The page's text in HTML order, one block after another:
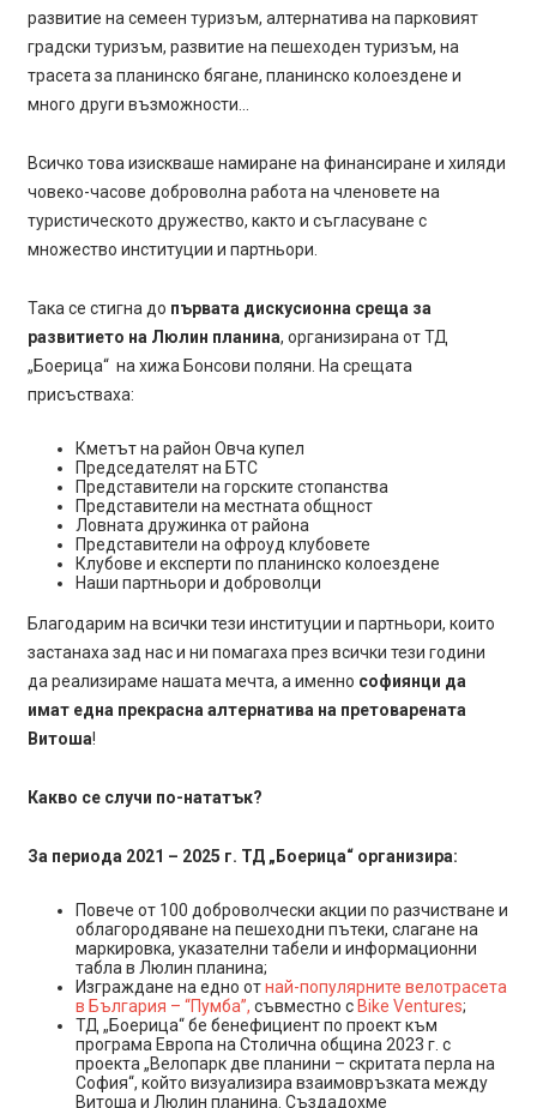
развитие на семеен туризъм, алтернатива на парковият
градски туризъм, развитие на пешеходен туризъм, на
трасета за планинско бягане, планинско колоездене и
много други възможности…
Всичко това изискваше намиране на финансиране и хиляди
човеко-часове доброволна работа на членовете на
туристическото дружество, както и съгласуване с
множество институции и партньори.
Така се стигна до първата дискусионна среща за
развитието на Люлин планина, организирана от ТД
„Боерица“ на хижа Бонсови поляни. На срещата
присъстваха:
Кметът на район Овча купел
Председателят на БТС
Представители на горските стопанства
Представители на местната общност
Ловната дружинка от района
Представители на офроуд клубовете
Клубове и експерти по планинско колоездене
Наши партньори и доброволци
Благодарим на всички тези институции и партньори, които
застанаха зад нас и ни помагаха през всички тези години
да реализираме нашата мечта, а именно софиянци да
имат една прекрасна алтернатива на претоварената
Витоша!
Какво се случи по-нататък?
За периода 2021 – 2025 г. ТД „Боерица“ организира:
Повече от 100 доброволчески акции по разчистване и
облагородяване на пешеходни пътеки, слагане на
маркировка, указателни табели и информационни
табла в Люлин планина;
Изграждане на едно отнай-популярните велотрасета
в България – “Пумба”, съвместно с Bike Ventures;
ТД „Боерица“ бе бенефициент по проект към
програма Европа на Столична община 2023 г. с
проекта „Велопарк две планини – скритата перла на
София“, който визуализира взаимовръзката между
Витоша и Люлин планина. Създадохме